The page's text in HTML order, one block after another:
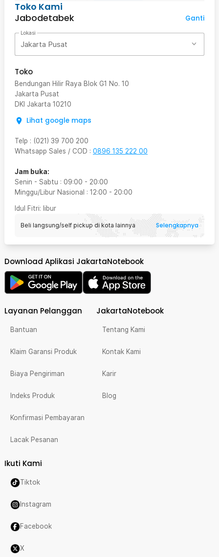
Toko Kami
Jabodetabek
Ganti
Lokasi
Jakarta Pusat
Toko
Bendungan Hilir Raya Blok G1 No. 10
Jakarta Pusat
DKI Jakarta 10210
Lihat google maps
Telp : (021) 39 700 200
Whatsapp Sales / COD : 0896 135 222 00
Jam buka:
Senin - Sabtu : 09:00 - 20:00
Minggu/Libur Nasional : 12:00 - 20:00
Idul Fitri: libur
Beli langsung/self pickup di kota lainnya Selengkapnya
Download Aplikasi JakartaNotebook
Layanan Pelanggan
Bantuan
Klaim Garansi Produk
Biaya Pengiriman
Indeks Produk
Konfirmasi Pembayaran
Lacak Pesanan
JakartaNotebook
Tentang Kami
Kontak Kami
Karir
Blog
Ikuti Kami
Tiktok
Instagram
Facebook
X